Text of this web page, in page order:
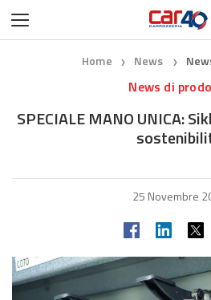
Home ❯ News ❯
News di
SPECIALE MANO UNICA:
25 Novembre